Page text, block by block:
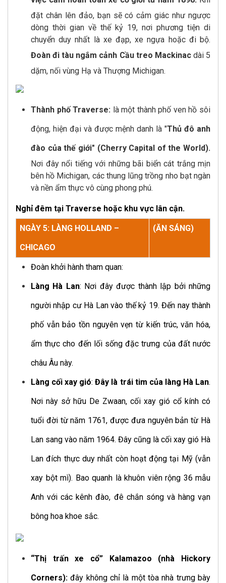
đặt chân lên đảo, bạn sẽ có cảm giác như ngược
dòng thời gian về thế kỷ 19, nơi phương tiện di
chuyển duy nhất là xe đạp, xe ngựa hoặc đi bộ.
Đoàn đi tàu ngắm cảnh Cầu treo Mackinacdài 5
dặm, nối vùng Hạ và Thượng Michigan.
Thành phố Traverse: là một thành phố ven hồ sôi
động, hiện đại và được mệnh danh là "Thủ đô anh
đào của thế giới" (Cherry Capital of the World).
Nơi đây nổi tiếng với những bãi biển cát trắng mịn
bên hồ Michigan, các thung lũng trồng nho bạt ngàn
và nền ẩm thực vô cùng phong phú.
Nghỉ đêm tại Traverse hoặc khu vực lân cận.
NGÀY 5: LÀNG HOLLAND –
CHICAGO
(ĂN SÁNG)
Đoàn khởi hành tham quan:
Làng Hà Lan: Nơi đây được thành lập bởi những
người nhập cư Hà Lan vào thế kỷ 19. Đến nay thành
phố vẫn bảo tồn nguyên vẹn từ kiến trúc, văn hóa,
ẩm thực cho đến lối sống đặc trưng của đất nước
châu Âu này.
Làng cối xay gió:Đây là trái tim của làng Hà Lan.
Nơi này sở hữu De Zwaan, cối xay gió cổ kính có
tuổi đời từ năm 1761, được đưa nguyên bản từ Hà
Lan sang vào năm 1964. Đây cũng là cối xay gió Hà
Lan đích thực duy nhất còn hoạt động tại Mỹ (vẫn
xay bột mì). Bao quanh là khuôn viên rộng 36 mẫu
Anh với các kênh đào, đê chắn sóng và hàng vạn
bông hoa khoe sắc.
“Thị trấn xe cổ” Kalamazoo (nhà Hickory
Corners): đây không chỉ là một tòa nhà trưng bày